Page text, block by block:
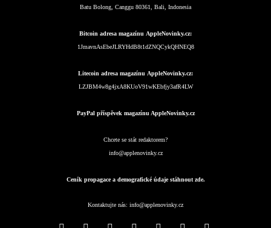
Batu Bolong, Canggu 80361, Bali, Indonesia
Bitcoin adresa magazínu AppleNovinky.cz:
1JmavnAsEbeJLRYHdB8t1dZNQCykQHNEQ8
Litecoin adresa magazínu AppleNovinky.cz:
LZJBM4w8g4jxA8KUoV91wKEbfjy3afR4LW
PayPal příspěvek magazínu AppleNovinky.cz
Chcete se stát redaktorem?
info@applenovinky.cz
Ceník propagace a demografické údaje stáhnout zde.
Kontaktujte nás: info@applenovinky.cz